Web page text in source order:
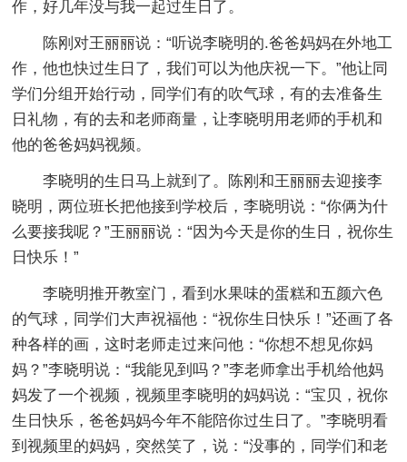
作，好几年没与我一起过生日了。
陈刚对王丽丽说：“听说李晓明的.爸爸妈妈在外地工
作，他也快过生日了，我们可以为他庆祝一下。”他让同
学们分组开始行动，同学们有的吹气球，有的去准备生
日礼物，有的去和老师商量，让李晓明用老师的手机和
他的爸爸妈妈视频。
李晓明的生日马上就到了。陈刚和王丽丽去迎接李
晓明，两位班长把他接到学校后，李晓明说：“你俩为什
么要接我呢？”王丽丽说：“因为今天是你的生日，祝你生
日快乐！”
李晓明推开教室门，看到水果味的蛋糕和五颜六色
的气球，同学们大声祝福他：“祝你生日快乐！”还画了各
种各样的画，这时老师走过来问他：“你想不想见你妈
妈？”李晓明说：“我能见到吗？”李老师拿出手机给他妈
妈发了一个视频，视频里李晓明的妈妈说：“宝贝，祝你
生日快乐，爸爸妈妈今年不能陪你过生日了。”李晓明看
到视频里的妈妈，突然笑了，说：“没事的，同学们和老